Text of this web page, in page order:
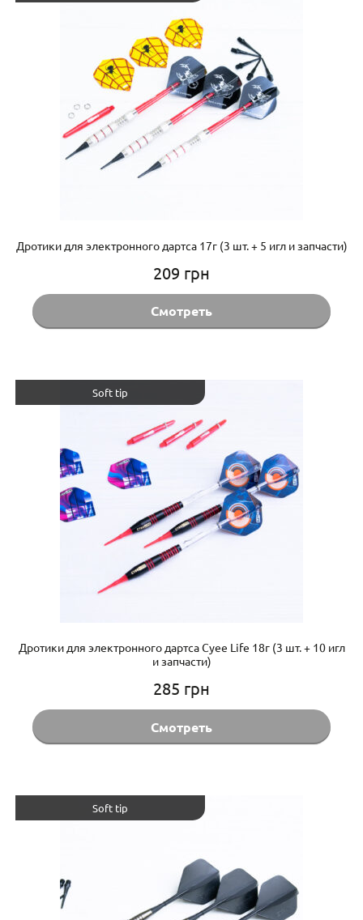
Дротики для электронного дартса 17г (3 шт. + 5 игл и запчасти)
209 грн
Смотреть
Дротики для электронного дартса Cyee Life 18г (3 шт. + 10 игл
и запчасти)
285 грн
Soft tip
Смотреть
Soft tip